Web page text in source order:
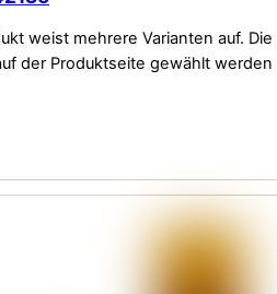
weist mehrere Varianten auf. Die
der Produktseite gewählt werden